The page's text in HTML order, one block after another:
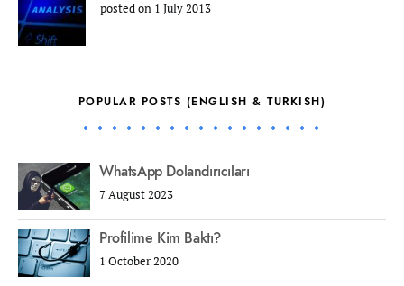
posted on 1 July 2013
POPULAR POSTS (ENGLISH & TURKISH)
WhatsApp Dolandırıcıları
7 August 2023
Profilime Kim Baktı?
1 October 2020